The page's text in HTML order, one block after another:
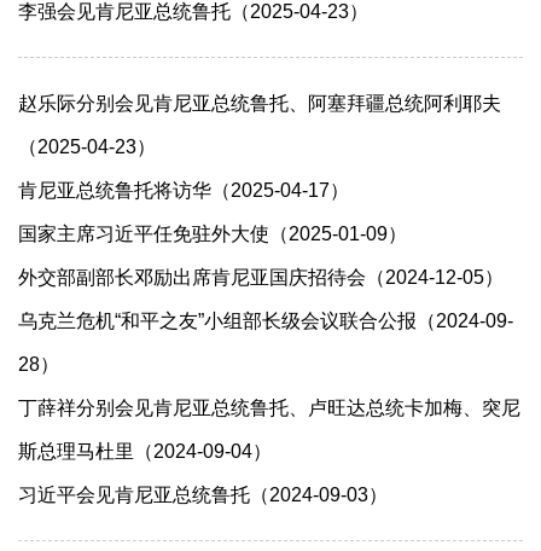
李强会见肯尼亚总统鲁托（2025-04-23）
赵乐际分别会见肯尼亚总统鲁托、阿塞拜疆总统阿利耶夫
（2025-04-23）
肯尼亚总统鲁托将访华（2025-04-17）
国家主席习近平任免驻外大使（2025-01-09）
外交部副部长邓励出席肯尼亚国庆招待会（2024-12-05）
乌克兰危机“和平之友”小组部长级会议联合公报（2024-09-
28）
丁薛祥分别会见肯尼亚总统鲁托、卢旺达总统卡加梅、突尼
斯总理马杜里（2024-09-04）
习近平会见肯尼亚总统鲁托（2024-09-03）